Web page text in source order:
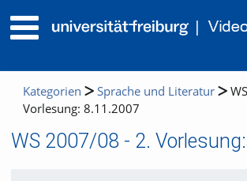
Kategorien Sprache und Literatur
Vorlesung: 8.11.2007
WS 2007/08 - 2.